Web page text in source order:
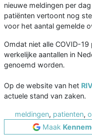
nieuwe meldingen per
patiënten vertoont nog
voor het aantal gemelde
Omdat niet alle COVID-
werkelijke aantallen in
genoemd worden.
Op de website van het
actuele stand van zaken.
meldingen, patienten,
Maak